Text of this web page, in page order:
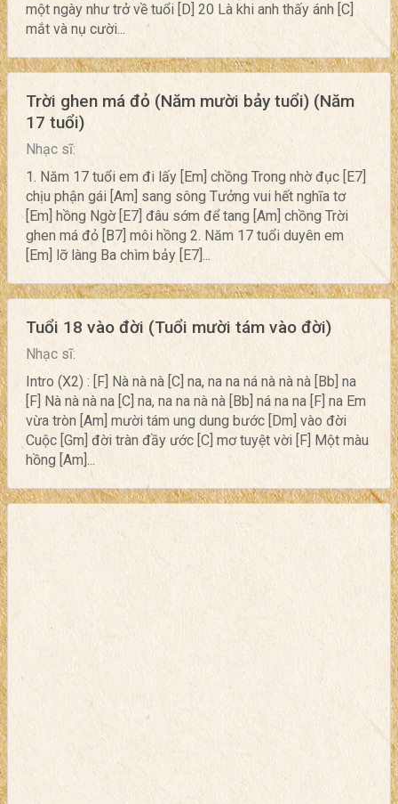
một ngày như trở về tuổi [D] 20 Là khi anh thấy ánh [C]
mắt và nụ cười...
Trời ghen má đỏ (Năm mười bảy tuổi) (Năm
17 tuổi)
Nhạc sĩ:
1. Năm 17 tuổi em đi lấy [Em] chồng Trong nhờ đục [E7]
chịu phận gái [Am] sang sông Tưởng vui hết nghĩa tơ
[Em] hồng Ngờ [E7] đâu sớm để tang [Am] chồng Trời
ghen má đỏ [B7] môi hồng 2. Năm 17 tuổi duyên em
[Em] lỡ làng Ba chìm bảy [E7]...
Tuổi 18 vào đời (Tuổi mười tám vào đời)
Nhạc sĩ:
Intro (X2) : [F] Nà nà nà [C] na, na na ná nà nà nà [Bb] na
[F] Nà nà nà na [C] na, na na nà nà [Bb] ná na na [F] na Em
vừa tròn [Am] mười tám ung dung bước [Dm] vào đời
Cuộc [Gm] đời tràn đầy ước [C] mơ tuyệt vời [F] Một màu
hồng [Am]...